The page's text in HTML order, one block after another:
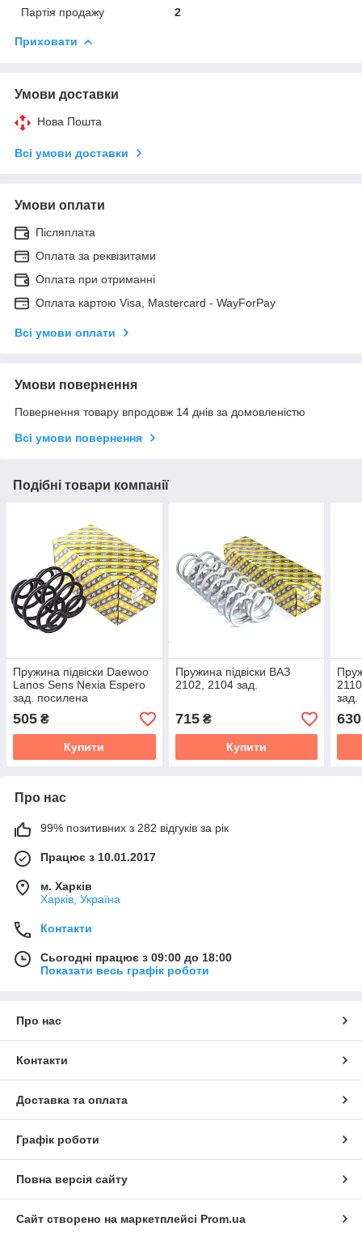
Партія продажу
2
Приховати
Умови доставки
Нова Пошта
Всі умови доставки
Умови оплати
Післяплата
Оплата за реквізитами
Оплата при отриманні
Оплата картою Visa, Mastercard - WayForPay
Всі умови оплати
Умови повернення
Повернення товару впродовж 14 днів за домовленістю
Всі умови повернення
Подібні товари компанії
Пружина підвіски Daewoo
Lanos Sens Nexia Espero
зад. посилена
505 ₴
Купити
Пружина підвіски ВАЗ
2102, 2104 зад.
715₴
Купити
зад.
630
Про нас
99% позитивних з 282 відгуків за рік
Працює з 10.01.2017
м. Харків
Харків, Україна
Контакти
Сьогодні працює з 09:00 до 18:00
Показати весь графік роботи
Про нас
Контакти
Доставка та оплата
Графік роботи
Повна версія сайту
Сайт створено на маркетплейсі Prom.ua